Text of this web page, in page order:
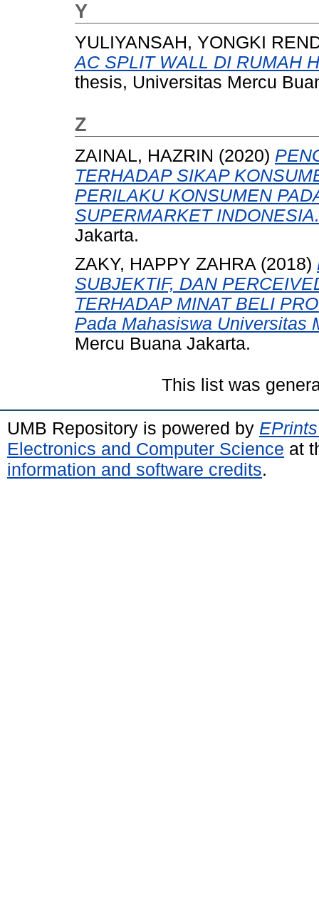
Y
YULIYANSAH, YONGKI
AC SPLIT WALL DI RUMAH
thesis, Universitas Mercu
Z
ZAINAL, HAZRIN (2020)
TERHADAP SIKAP
PERILAKU KONSUMEN
SUPERMARKET INDONESIA.
Jakarta.
ZAKY, HAPPY ZAHRA(2018)
SUBJEKTIF, DAN
TERHADAP MINAT BELI
Pada Mahasiswa Universitas
Mercu Buana Jakarta.
This list was
UMB Repository is powered by
Electronics and Computer Science at
information and software credits.